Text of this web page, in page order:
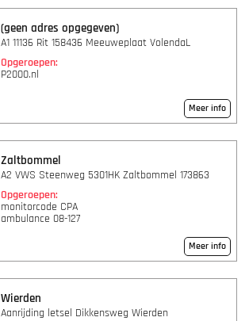
(geen adres opgegeven)
A1 11136 Rit 158436 Meeuweplaat VolendaL
Opgeroepen:
P2000.nl
Meer info
Zaltbommel
A2 VWS Steenweg 5301HK Zaltbommel 173863
Opgeroepen:
monitorcode CPA
ambulance 08-127
Meer info
Wierden
Aanrijding letsel Dikkensweg Wierden